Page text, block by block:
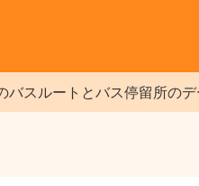
スルートとバス停留所のデ